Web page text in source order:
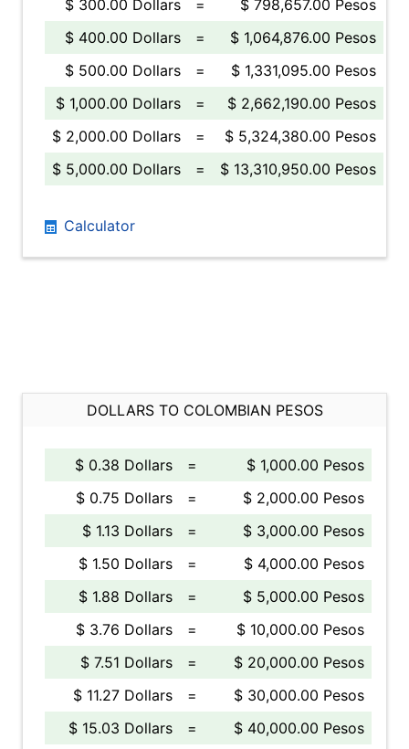
$ 300.00 Dollars
=
$ 798,657.00 Pesos
$ 400.00 Dollars
=
$ 1,064,876.00 Pesos
$ 500.00 Dollars
=
$ 1,331,095.00 Pesos
$ 1,000.00 Dollars
=
$ 2,662,190.00 Pesos
$ 2,000.00 Dollars
=
$ 5,324,380.00 Pesos
$ 5,000.00 Dollars
= $ 13,310,950.00 Pesos
Calculator
DOLLARS TO COLOMBIAN PESOS
$ 0.38 Dollars =
$ 1,000.00 Pesos
$ 0.75 Dollars
=
$ 2,000.00 Pesos
$ 1.13 Dollars
=
$ 3,000.00 Pesos
$ 1.50 Dollars
=
$ 4,000.00 Pesos
$ 1.88 Dollars
=
$ 5,000.00 Pesos
$ 3.76 Dollars
=
$ 10,000.00 Pesos
$ 7.51 Dollars
=
$ 20,000.00 Pesos
$ 11.27 Dollars
=
$ 30,000.00 Pesos
$ 15.03 Dollars
= $ 40,000.00 Pesos